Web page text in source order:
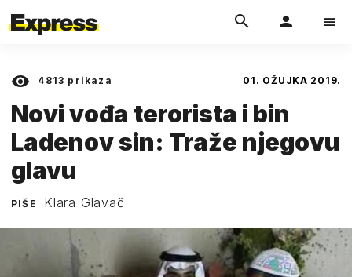
4813 prikaza 01. OŽUJKA 2019.
Novi vođa terorista i bin
Ladenov sin: Traže njegovu
glavu
PIŠE Klara Glavač